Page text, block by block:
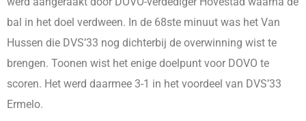
bal in het doel verdween. In de 68ste minuut was het Van
Hussen die DVS’33 nog dichterbij de overwinning wist te
brengen. Toonen wist het enige doelpunt voor DOVO te
scoren. Het werd daarmee 3-1 in het voordeel van DVS’33
Ermelo.